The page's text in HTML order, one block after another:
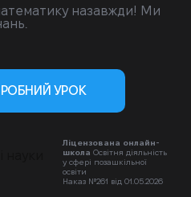
назавжди! Ми
УРОК
Ліцензована онлайн-
школа Освітня діяльність
у сфері позашкільної
освіти
Наказ №261 від 01.05.2026